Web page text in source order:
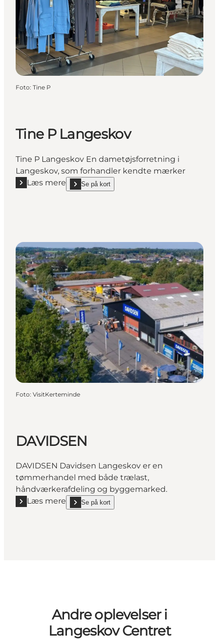
Foto: Tine P
Tine P Langeskov
Tine P Langeskov En dametøjsforretning i
Langeskov, som forhandler kendte mærker
Læs mere
Læs mere "Tine P Langeskov"
Se på kort
show Tine P Langeskov on_map
Foto: VisitKerteminde
DAVIDSEN
DAVIDSEN Davidsen Langeskov er en
tømmerhandel med både trælast,
håndværkerafdeling og byggemarked.
Læs mere
Læs mere "DAVIDSEN"
Se på kort
show DAVIDSEN on_map
Andre oplevelser i
Langeskov Centret